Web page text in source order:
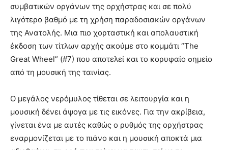
συμβατικών οργάνων της ορχήστρας και σε πολύ
λιγότερο βαθμό με τη χρήση παραδοσιακών οργάνων
της Ανατολής. Μια πιο χορταστική και απολαυστική
έκδοση των τίτλων αρχής ακούμε στο κομμάτι “The
Great Wheel” (#7) που αποτελεί και το κορυφαίο σημείο
από τη μουσική της ταινίας.
Ο μεγάλος νερόμυλος τίθεται σε λειτουργία και η
μουσική δένει άψογα με τις εικόνες. Για την ακρίβεια,
γίνεται ένα με αυτές καθώς ο ρυθμός της ορχήστρας
εναρμονίζεται με το πιάνο και η μουσική αποκτά μια